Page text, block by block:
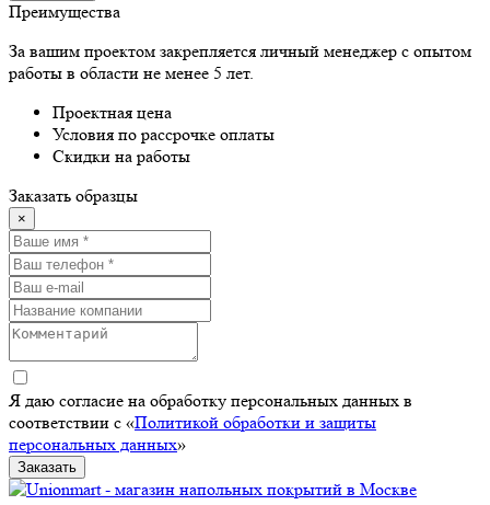
Преимущества
За вашим проектом закрепляется личный менеджер с опытом
работы в области не менее 5 лет.
Проектная цена
Условия по рассрочке оплаты
Скидки на работы
Заказать образцы
×
Я даю согласие на обработку персональных данных в
соответствии с «Политикой обработки и защиты
персональных данных»
Заказать